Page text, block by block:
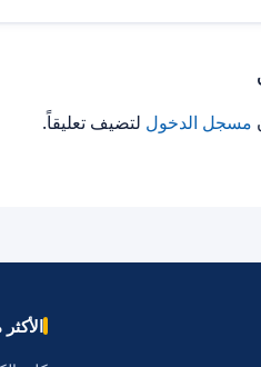
مسجل الدخول لتضيف تعليقاً.
الأكثر